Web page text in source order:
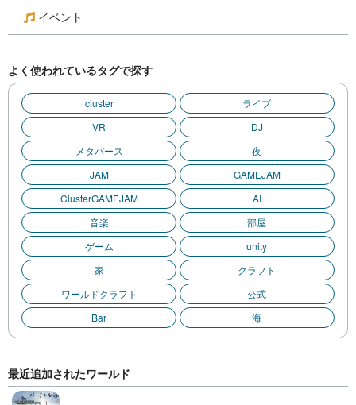
イベント
よく使われているタグで探す
cluster
ライブ
VR
DJ
メタバース
夜
JAM
GAMEJAM
ClusterGAMEJAM
AI
音楽
部屋
ゲーム
unity
家
クラフト
ワールドクラフト
公式
Bar
海
最近追加されたワールド